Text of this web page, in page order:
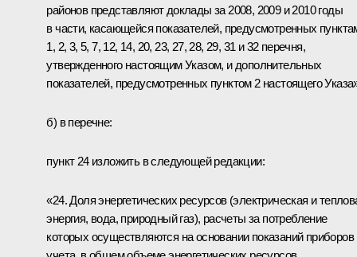
районов представляют доклады за 2008, 2009 и 2010 годы
в части, касающейся показателей, предусмотренных
1, 2, 3, 5, 7, 12, 14, 20, 23, 27, 28, 29, 31 и 32 перечня,
утвержденного настоящим Указом, и дополнительных
показателей, предусмотренных пунктом 2 настоящего
б) в перечне:
пункт 24 изложить в следующей редакции:
«24. Доля энергетических ресурсов (электрическая и
энергия, вода, природный газ), расчеты за потребление
которых осуществляются на основании показаний приборов